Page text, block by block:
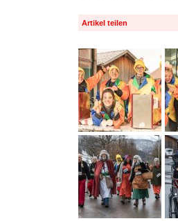
Artikel teilen